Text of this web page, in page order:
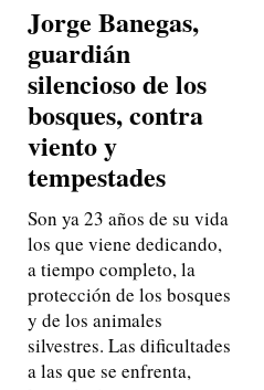
Jorge Banegas,
guardián
silencioso de los
bosques, contra
viento y
tempestades
Son ya 23 años de su vida
los que viene dedicando,
a tiempo completo, la
protección de los bosques
y de los animales
silvestres. Las dificultades
a las que se enfrenta,